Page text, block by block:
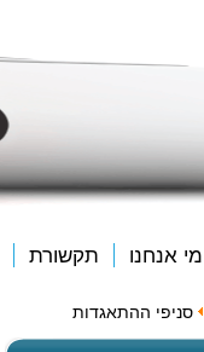
מי אנחנו תקשורת
סניפי ההתאגדות